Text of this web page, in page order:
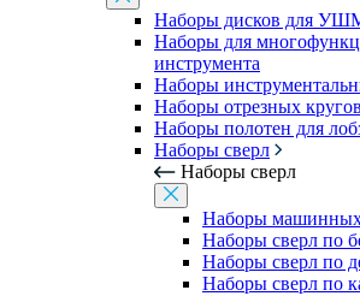
Наборы дисков для
Наборы для
инструмента
Наборы
Наборы отрезных кругов
Наборы полотен для
Наборы сверл
Наборы сверл
Наборы машинных
Наборы сверл по
Наборы сверл по
Наборы сверл по